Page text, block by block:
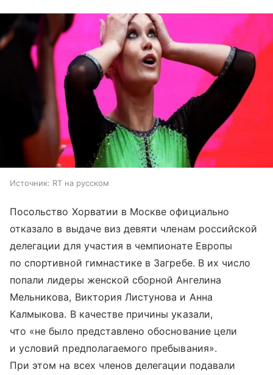
Источник: RT на русском
Посольство Хорватии в Москве официально
отказало в выдаче виз девяти членам российской
делегации для участия в чемпионате Европы
по спортивной гимнастике в Загребе. В их число
попали лидеры женской сборной Ангелина
Мельникова, Виктория Листунова и Анна
Калмыкова. В качестве причины указали,
что «не было представлено обоснование цели
и условий предполагаемого пребывания».
При этом на всех членов делегации подавали